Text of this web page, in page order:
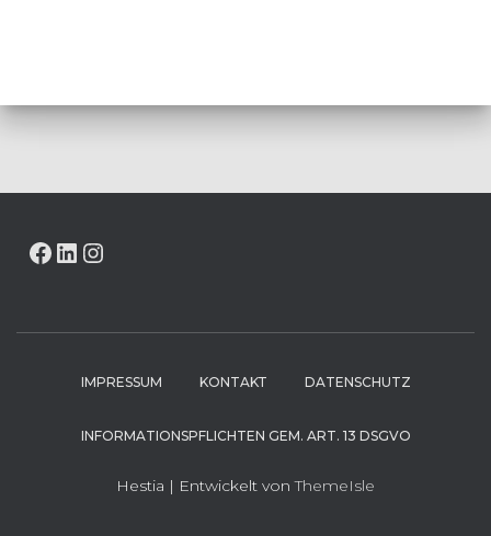
FACEBOOK LINKEDIN
IMPRESSUM KONTAKT DATENSCHUTZ
INFORMATIONSPFLICHTEN GEM. ART. 13 DSGVO
Hestia | Entwickelt vonThemeIsle